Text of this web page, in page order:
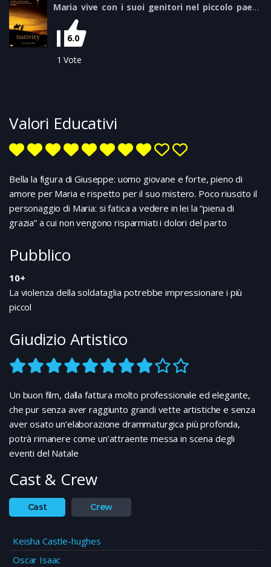
Maria vive con i suoi genitori nel piccolo paese
di Nazareth. Sono agricoltori, allevano pecore,
ma è faticoso andare avanti e non sempre c'è
abbastanza da mangiare per tutti. Il più piccoli,
quelli che ancora non vanno a lavorare nei
giovane che lei conosce molto poco. Poi una
un angelo le appare,...
6.0
1 Vote
Valori Educativi
Bella la figura di Giuseppe: uomo giovane e forte, pieno di
amore per Maria e rispetto per il suo mistero. Poco riuscito il
personaggio di Maria: si fatica a vedere in lei la “piena di
grazia” a cui non vengono risparmiati i dolori del parto
Pubblico
10+
La violenza della soldataglia potrebbe impressionare i più
piccol
Giudizio Artistico
Un buon film, dalla fattura molto professionale ed elegante,
che pur senza aver raggiunto grandi vette artistiche e senza
aver osato un’elaborazione drammaturgica più profonda,
potrà rimanere come un’attraente messa in scena degli
eventi del Natale
Cast & Crew
Cast Crew
Keisha Castle-hughes
Oscar Isaac